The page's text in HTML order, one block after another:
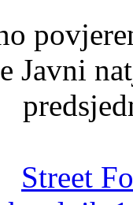
Javni